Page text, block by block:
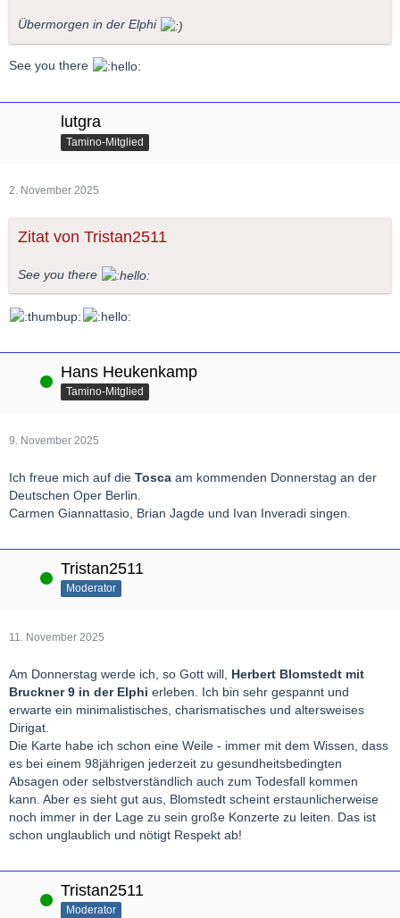
Übermorgen in der Elphi
See you there
lutgra
Tamino-Mitglied
2. November 2025
Zitat von Tristan2511
See you there
Online Hans Heukenkamp
Tamino-Mitglied
9. November 2025
Ich freue mich auf die Tosca am kommenden Donnerstag an der
Deutschen Oper Berlin.
Carmen Giannattasio, Brian Jagde und Ivan Inveradi singen.
Online Tristan2511
Moderator
11. November 2025
Am Donnerstag werde ich, so Gott will, Herbert Blomstedt mit
Bruckner 9 in der Elphi erleben. Ich bin sehr gespannt und
erwarte ein minimalistisches, charismatisches und altersweises
Dirigat.
Die Karte habe ich schon eine Weile - immer mit dem Wissen, dass
es bei einem 98jährigen jederzeit zu gesundheitsbedingten
Absagen oder selbstverständlich auch zum Todesfall kommen
kann. Aber es sieht gut aus, Blomstedt scheint erstaunlicherweise
noch immer in der Lage zu sein große Konzerte zu leiten. Das ist
schon unglaublich und nötigt Respekt ab!
Online Tristan2511
Moderator